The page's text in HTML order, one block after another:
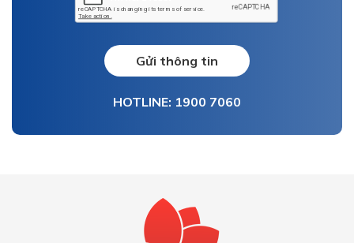
Gửi thông tin
HOTLINE: 1900 7060